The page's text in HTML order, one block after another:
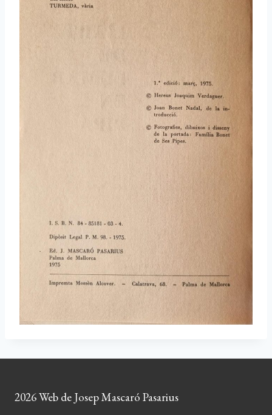
2026 Web de Josep Mascaró Pasarius